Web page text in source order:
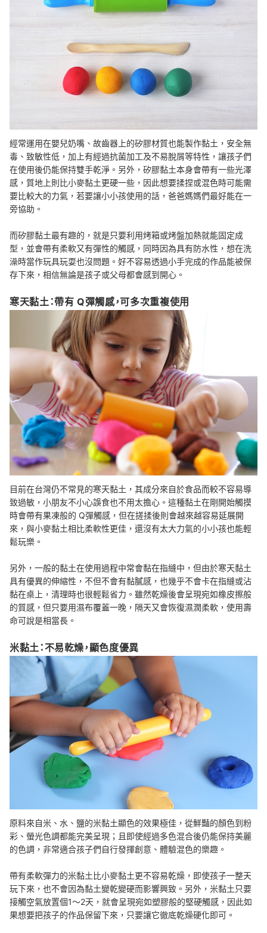
經常運用在嬰兒奶嘴、故齒器上的矽膠材質也能製作黏土，安全無
毒、致敏性低，加上有經過抗菌加工及不易脫屑等特性，讓孩子們
在使用後仍能保持雙手乾淨。另外，矽膠黏土本身會帶有一些光澤
感，質地上則比小麥黏土更硬一些，因此想要揉捏或混色時可能需
要比較大的力氣，若要讓小小孩使用的話，爸爸媽媽們最好能在一
旁協助。
而矽膠黏土最有趣的，就是只要利用烤箱或烤盤加熱就能固定成
型，並會帶有柔軟又有彈性的觸感，同時因為具有防水性，想在洗
澡時當作玩具玩耍也沒問題。好不容易透過小手完成的作品能被保
存下來，相信無論是孩子或父母都會感到開心。
寒天黏土：帶有 Q彈觸感，可多次重複使用
目前在台灣仍不常見的寒天黏土，其成分來自於食品而較不容易導
致過敏，小朋友不小心誤食也不用太擔心。這種黏土在剛開始觸摸
時會帶有果凍般的 Q彈觸感，但在搓揉後則會越來越容易延展開
來，與小麥黏土相比柔軟性更佳，還沒有太大力氣的小小孩也能輕
鬆玩樂。
另外，一般的黏土在使用過程中常會黏在指縫中，但由於寒天黏土
具有優異的伸縮性，不但不會有黏膩感，也幾乎不會卡在指縫或沾
黏在桌上，清理時也很輕鬆省力。雖然乾燥後會呈現宛如橡皮擦般
的質感，但只要用濕布覆蓋一晚，隔天又會恢復濕潤柔軟，使用壽
命可說是相當長。
米黏土：不易乾燥，顯色度優異
原料來自米、水、鹽的米黏土顯色的效果極佳，從鮮豔的顏色到粉
彩、螢光色調都能完美呈現；且即使經過多色混合後仍能保持美麗
的色調，非常適合孩子們自行發揮創意、體驗混色的樂趣。
帶有柔軟彈力的米黏土比小麥黏土更不容易乾燥，即使孩子一整天
玩下來，也不會因為黏土變乾變硬而影響興致。另外，米黏土只要
接觸空氣放置個1～2天，就會呈現宛如塑膠般的堅硬觸感，因此如
果想要把孩子的作品保留下來，只要讓它徹底乾燥硬化即可。